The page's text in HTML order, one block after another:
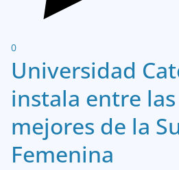
0
Universidad
instala entre
mejores de la
Femenina